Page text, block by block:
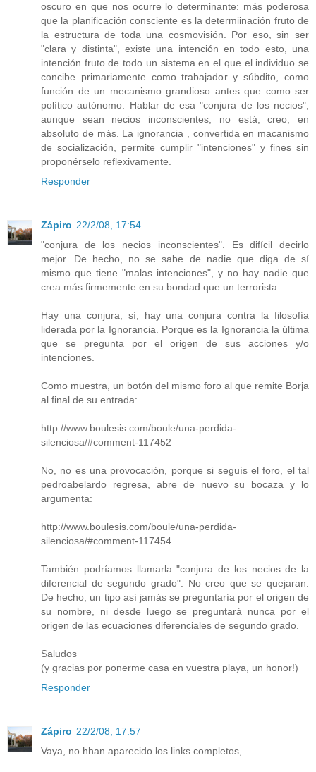
oscuro en que nos ocurre lo determinante: más poderosa
que la planificación consciente es la determiinación fruto de
la estructura de toda una cosmovisión. Por eso, sin ser
"clara y distinta", existe una intención en todo esto, una
intención fruto de todo un sistema en el que el individuo se
concibe primariamente como trabajador y súbdito, como
función de un mecanismo grandioso antes que como ser
político autónomo. Hablar de esa "conjura de los necios",
aunque sean necios inconscientes, no está, creo, en
absoluto de más. La ignorancia , convertida en macanismo
de socialización, permite cumplir "intenciones" y fines sin
proponérselo reflexivamente.
Responder
Zápiro 22/2/08, 17:54
"conjura de los necios inconscientes". Es difícil decirlo
mejor. De hecho, no se sabe de nadie que diga de sí
mismo que tiene "malas intenciones", y no hay nadie que
crea más firmemente en su bondad que un terrorista.
Hay una conjura, sí, hay una conjura contra la filosofía
liderada por la Ignorancia. Porque es la Ignorancia la última
que se pregunta por el origen de sus acciones y/o
intenciones.
Como muestra, un botón del mismo foro al que remite Borja
al final de su entrada:
http://www.boulesis.com/boule/una-perdida-
silenciosa/#comment-117452
No, no es una provocación, porque si seguís el foro, el tal
pedroabelardo regresa, abre de nuevo su bocaza y lo
argumenta:
http://www.boulesis.com/boule/una-perdida-
silenciosa/#comment-117454
También podríamos llamarla "conjura de los necios de la
diferencial de segundo grado". No creo que se quejaran.
De hecho, un tipo así jamás se preguntaría por el origen de
su nombre, ni desde luego se preguntará nunca por el
origen de las ecuaciones diferenciales de segundo grado.
Saludos
(y gracias por ponerme casa en vuestra playa, un honor!)
Responder
Zápiro 22/2/08, 17:57
Vaya, no hhan aparecido los links completos,